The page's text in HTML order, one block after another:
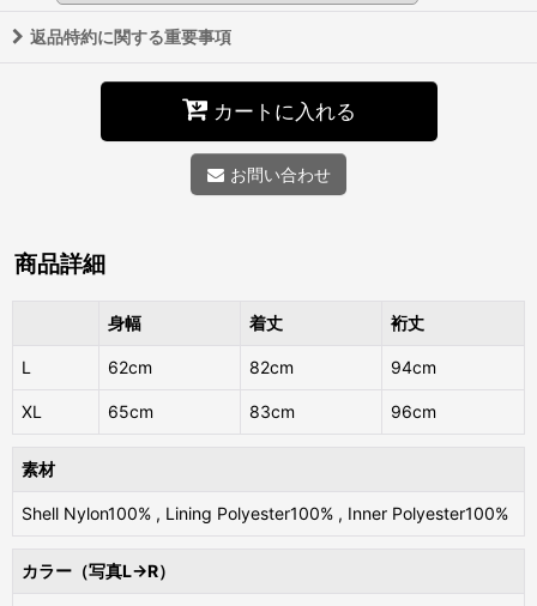
返品特約に関する重要事項
カートに入れる
お問い合わせ
商品詳細
身幅 着丈 裄丈
L 62cm 82cm 94cm
XL 65cm 83cm 96cm
素材
Shell Nylon100% , Lining Polyester100% , Inner Polyester100%
カラー（写真L→R）